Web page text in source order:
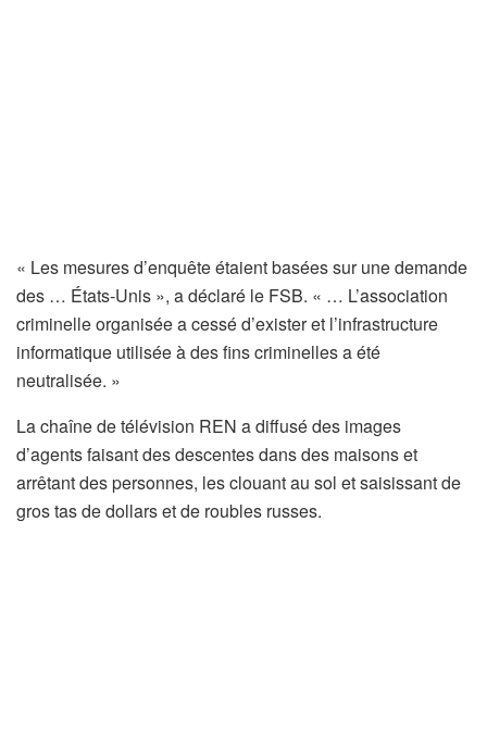
« Les mesures d’enquête étaient basées sur une demande
des … États-Unis », a déclaré le FSB. « … L’association
criminelle organisée a cessé d’exister et l’infrastructure
informatique utilisée à des fins criminelles a été
neutralisée. »
La chaîne de télévision REN a diffusé des images
d’agents faisant des descentes dans des maisons et
arrêtant des personnes, les clouant au sol et saisissant de
gros tas de dollars et de roubles russes.